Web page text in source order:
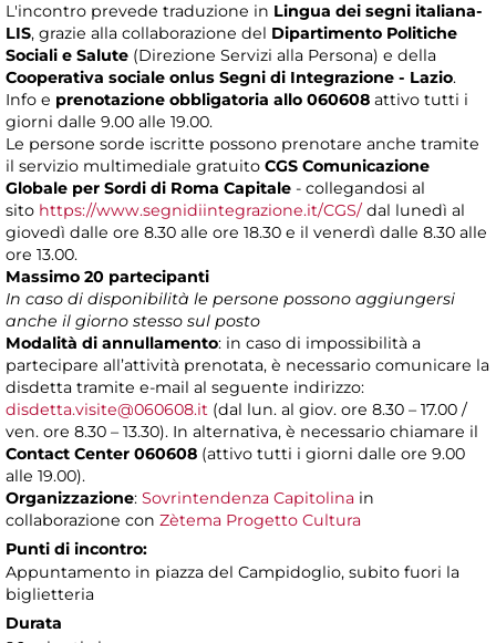
L'incontro prevede traduzione in Lingua dei segni italiana-
LIS, grazie alla collaborazione del Dipartimento Politiche
Sociali e Salute (Direzione Servizi alla Persona) e della
Cooperativa sociale onlus Segni di Integrazione - Lazio.
Info e prenotazione obbligatoria allo 060608 attivo tutti i
giorni dalle 9.00 alle 19.00.
Le persone sorde iscritte possono prenotare anche tramite
il servizio multimediale gratuito CGS Comunicazione
Globale per Sordi di Roma Capitale - collegandosi al
sito https://www.segnidiintegrazione.it/CGS/dal lunedì al
giovedì dalle ore 8.30 alle ore 18.30 e il venerdì dalle 8.30 alle
ore 13.00.
Massimo 20 partecipanti
In caso di disponibilità le persone possono aggiungersi
anche il giorno stesso sul posto
Modalità di annullamento: in caso di impossibilità a
partecipare all’attività prenotata, è necessario comunicare la
disdetta tramite e-mail al seguente indirizzo:
disdetta.visite@060608.it (dal lun. al giov. ore 8.30 – 17.00 /
ven. ore 8.30 – 13.30). In alternativa, è necessario chiamare il
Contact Center 060608 (attivo tutti i giorni dalle ore 9.00
alle 19.00).
Organizzazione: Sovrintendenza Capitolina in
collaborazione con Zètema Progetto Cultura
Punti di incontro:
Appuntamento in piazza del Campidoglio, subito fuori la
biglietteria
Durata